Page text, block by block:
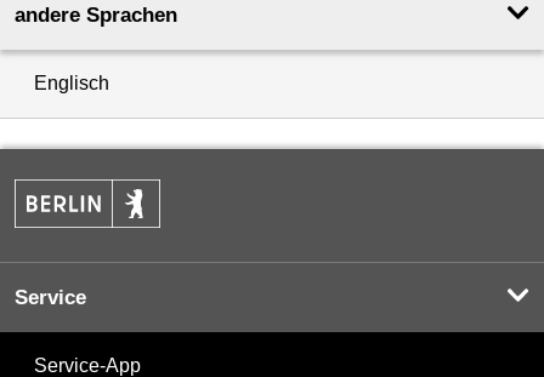
andere Sprachen
Englisch
Service
Service-App